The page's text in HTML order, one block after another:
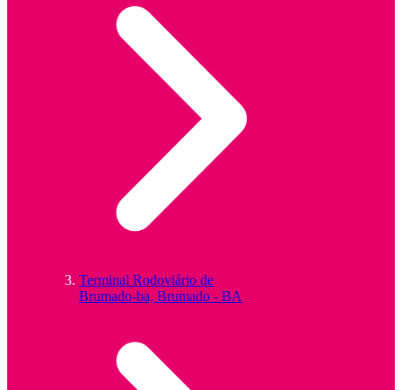
Terminal Rodoviário de
Brumado-ba, Brumado - BA